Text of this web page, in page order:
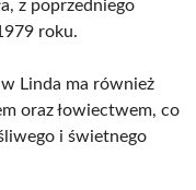
z poprzedniego
roku.
Linda ma również
oraz łowiectwem, co
i świetnego